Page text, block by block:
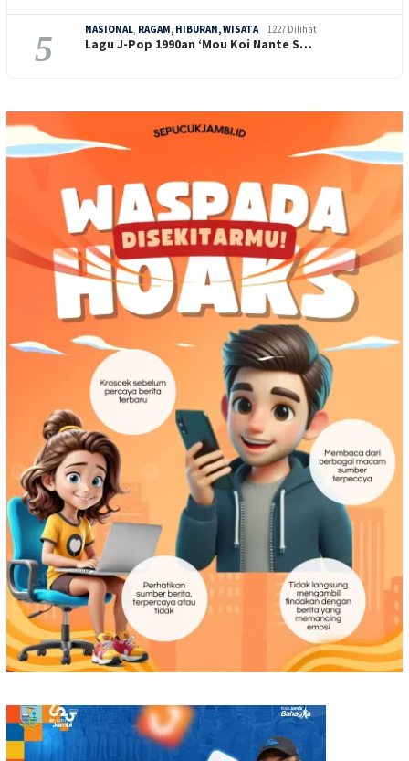
5 NASIONAL RAGAM, HIBURAN, WISATA 1227 Dilihat
Lagu J-Pop 1990an ‘Mou Koi Nante S…